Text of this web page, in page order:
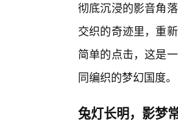
彻底沉浸的影音角
交织的奇迹里，重
简单的点击，这是
同编织的梦幻国度。
兔灯长明，影梦常